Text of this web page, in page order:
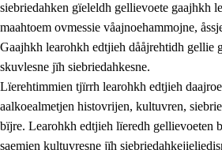
siebriedahken gïeleldh gellievoete gaajhkh
maahtoem ovmessie våajnoehammojne,
Gaajhkh learohkh edtjieh dååjrehtidh gellie
skuvlesne jïh siebriedahkesne.
Lïerehtimmien tjïrrh learohkh edtjieh
aalkoealmetjen histovrijen, kultuvren,
bïjre. Learohkh edtjieh lïeredh gellievoeten
saemien kultuvresne jïh